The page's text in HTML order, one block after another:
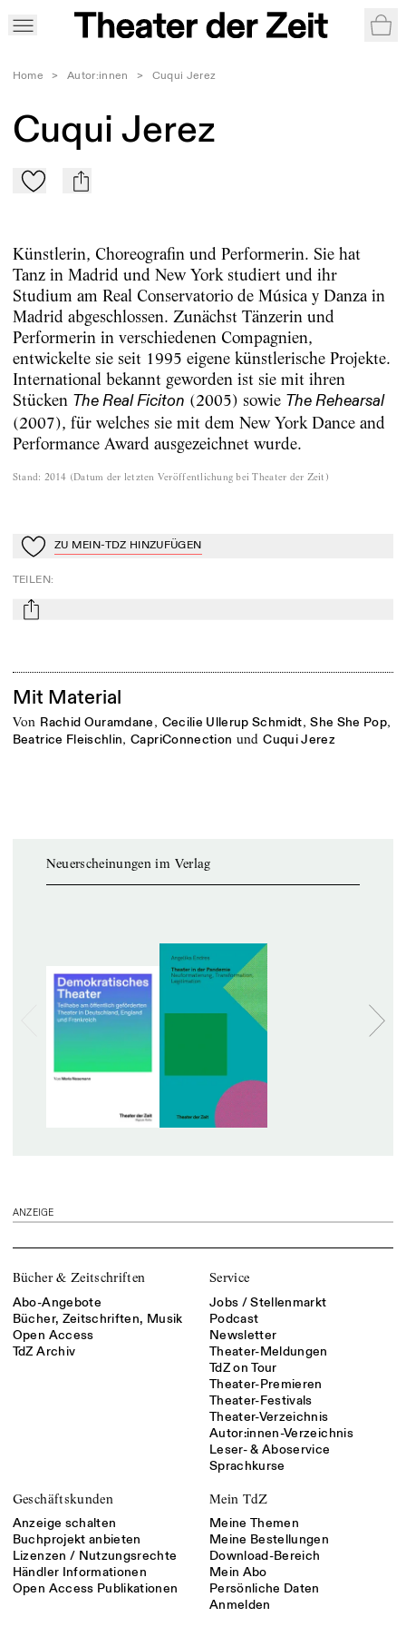
Home > Autor:innen > Cuqui Jerez
Cuqui Jerez
Zu Mein-TdZ hinzufügen
mail
Künstlerin, Choreografin und Performerin. Sie hat
Tanz in Madrid und New York studiert und ihr
Studium am Real Conservatorio de Música y Danza in
Madrid abgeschlossen. Zunächst Tänzerin und
Performerin in verschiedenen Compagnien,
entwickelte sie seit 1995 eigene künstlerische Projekte.
International bekannt geworden ist sie mit ihren
Stücken The Real Ficiton (2005) sowie The Rehearsal
(2007), für welches sie mit dem New York Dance and
Performance Award ausgezeichnet wurde.
Stand: 2014 (Datum der letzten Veröffentlichung bei Theater der Zeit )
Zu Mein-TdZ hinzufügen
ZU MEIN-TDZ HINZUFÜGEN
TEILEN:
mail
Mit Material
von Rachid Ouramdane, Cecilie Ullerup Schmidt,She She Pop,
Beatrice Fleischlin,CapriConnection und Cuqui Jerez
Neuerscheinungen im Verlag
ANZEIGE
Bücher & Zeitschriften
Abo-Angebote
Bücher, Zeitschriften, Musik
Open Access
TdZ Archiv
Service
Jobs / Stellenmarkt
Podcast
Newsletter
Theater-Meldungen
TdZ on Tour
Theater-Premieren
Theater-Festivals
Theater-Verzeichnis
Autor:innen-Verzeichnis
Leser- & Aboservice
Sprachkurse
Geschäftskunden
Anzeige schalten
Buchprojekt anbieten
Lizenzen / Nutzungsrechte
Händler Informationen
Open Access Publikationen
Mein TdZ
Meine Themen
Meine Bestellungen
Download-Bereich
Mein Abo
Persönliche Daten
Anmelden